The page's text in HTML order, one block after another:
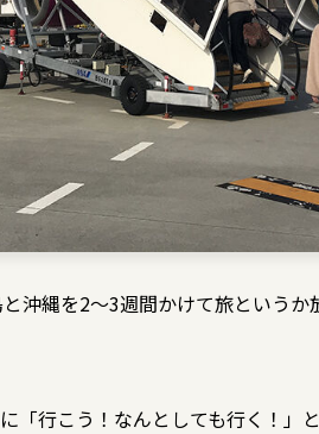
沖縄を2〜3週間かけて旅というか
「行こう！なんとしても行く！」